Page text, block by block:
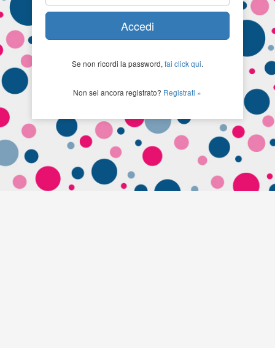
Accedi
Se non ricordi la password, fai click qui.
Non sei ancora registrato? Registrati »